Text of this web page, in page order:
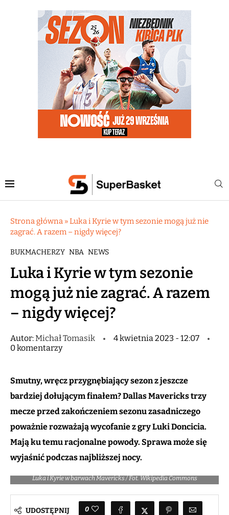
Strona główna »Luka i Kyrie w tym sezonie mogą już nie
zagrać. A razem – nigdy więcej?
BUKMACHERZY NBA NEWS
Luka i Kyrie w tym sezonie
mogą już nie zagrać. A razem
– nigdy więcej?
Autor:Michał Tomasik
4 kwietnia 2023 - 12:07
0 komentarzy
Smutny, wręcz przygnębiający sezon z jeszcze
bardziej dołującym finałem? Dallas Mavericks trzy
mecze przed zakończeniem sezonu zasadniczego
poważnie rozważają wycofanie z gry Luki Doncicia.
Mają ku temu racjonalne powody. Sprawa może się
wyjaśnić podczas najbliższej nocy.
Luka i Kyrie w barwach Mavericks / Fot. Wikipedia Commons
UDOSTĘPNIJ 0